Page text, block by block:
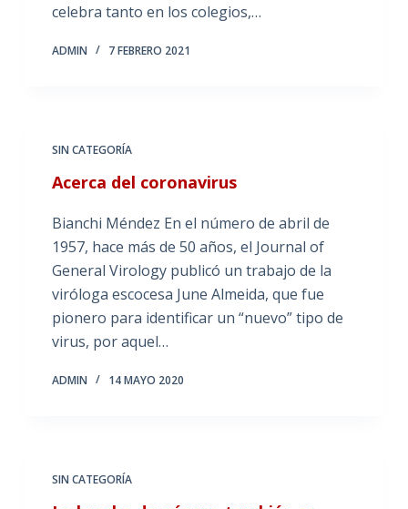
celebra tanto en los colegios,…
ADMIN 7 FEBRERO 2021
SIN CATEGORÍA
Acerca del coronavirus
Bianchi Méndez En el número de abril de
1957, hace más de 50 años, el Journal of
General Virology publicó un trabajo de la
viróloga escocesa June Almeida, que fue
pionero para identificar un “nuevo” tipo de
virus, por aquel…
ADMIN 14 MAYO 2020
SIN CATEGORÍA